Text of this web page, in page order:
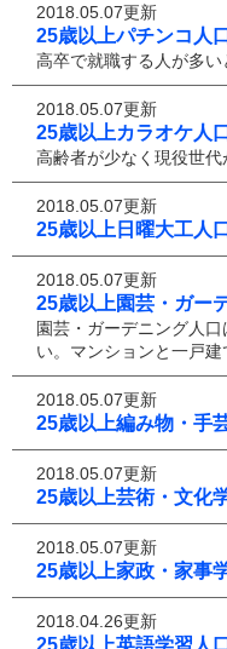
2018.05.07更新
25歳以上パチンコ人
高卒で就職する人が多
2018.05.07更新
25歳以上カラオケ人
高齢者が少なく現役世
2018.05.07更新
25歳以上日曜大工人
2018.05.07更新
25歳以上園芸・ガー
園芸・ガーデニング人
い。マンションと一戸
2018.05.07更新
25歳以上編み物・手
2018.05.07更新
25歳以上芸術・文化
2018.05.07更新
25歳以上家政・家事
2018.04.26更新
25歳以上英語学習人